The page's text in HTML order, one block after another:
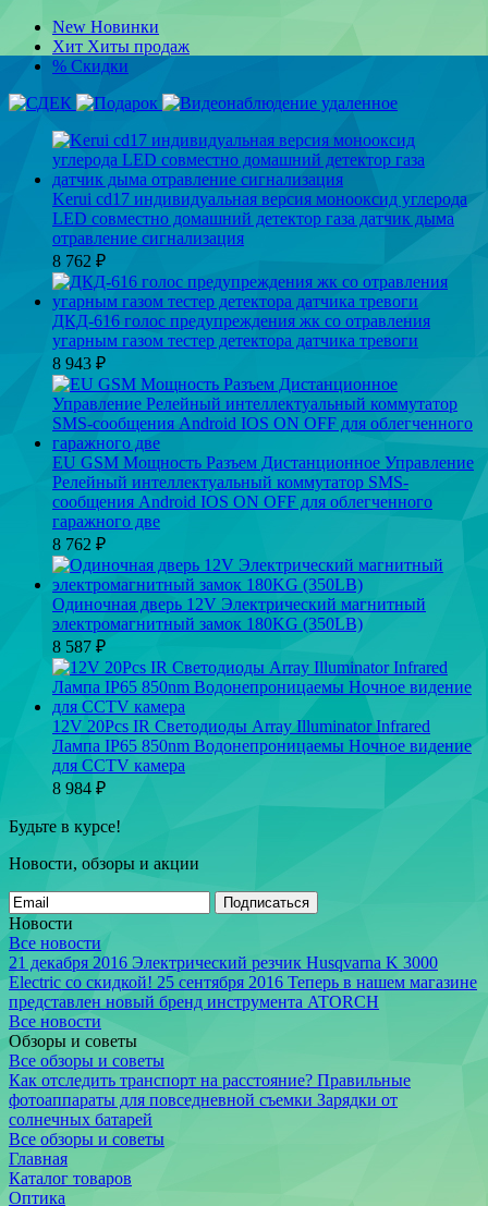
New Новинки
Хит Хиты продаж
% Скидки
Kerui cd17 индивидуальная версия монооксид углерода
LED совместно домашний детектор газа датчик дыма
отравление сигнализация
8 762 ₽
ДКД-616 голос предупреждения жк со отравления
угарным газом тестер детектора датчика тревоги
8 943 ₽
EU GSM Мощность Разъем Дистанционное Управление
Релейный интеллектуальный коммутатор SMS-
сообщения Android IOS ON OFF для облегченного
гаражного две
8 762 ₽
Одиночная дверь 12V Электрический магнитный
электромагнитный замок 180KG (350LB)
8 587 ₽
12V 20Pcs IR Светодиоды Array Illuminator Infrared
Лампа IP65 850nm Водонепроницаемы Ночное видение
для CCTV камера
8 984 ₽
Будьте в курсе!
Новости, обзоры и акции
Подписаться
Новости
Все новости
21 декабря 2016 Электрический резчик Husqvarna K 3000
Electric со скидкой! 25 сентября 2016 Теперь в нашем магазине
представлен новый бренд инструмента ATORCH
Все новости
Обзоры и советы
Все обзоры и советы
Как отследить транспорт на расстояние? Правильные
фотоаппараты для повседневной съемки Зарядки от
солнечных батарей
Все обзоры и советы
Главная
Каталог товаров
Оптика